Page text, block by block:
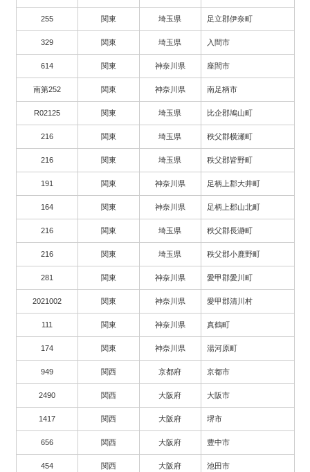
255 関東 埼玉県 足立郡伊奈町
329 関東 埼玉県 入間市
614 関東 神奈川県 座間市
南第252 関東 神奈川県 南足柄市
R02125 関東 埼玉県 比企郡鳩山町
216 関東 埼玉県 秩父郡横瀬町
216 関東 埼玉県 秩父郡皆野町
191 関東 神奈川県 足柄上郡大井町
164 関東 神奈川県 足柄上郡山北町
216 関東 埼玉県 秩父郡長瀞町
216 関東 埼玉県 秩父郡小鹿野町
281 関東 神奈川県 愛甲郡愛川町
2021002 関東 神奈川県 愛甲郡清川村
111 関東 神奈川県 真鶴町
174 関東 神奈川県 湯河原町
949 関西 京都府 京都市
2490 関西 大阪府 大阪市
1417 関西 大阪府 堺市
656 関西 大阪府 豊中市
454 関西 大阪府 池田市